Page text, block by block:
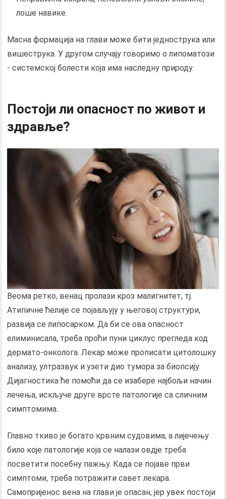
лоше навике.
Масна формација на глави може бити једнострука или
вишеструка. У другом случају говоримо о липоматози
- системској болести која има наследну природу.
Постоји ли опасност по живот и
здравље?
Веома ретко, венац пролази кроз малигнитет, тј.
Атипичне ћелије се појављују у његовој структури,
развија се липосарком. Да би се ова опасност
елиминисала, треба проћи пуни циклус прегледа код
дермато-онколога. Лекар може прописати цитолошку
анализу, ултразвук и узети дио тумора за биопсију.
Дијагностика ће помоћи да се изабере најбољи начин
лечења, искључе друге врсте патологије са сличним
симптомима..
Главно ткиво је богато крвним судовима, а лијечењу
било које патологије која се налази овдје треба
посветити посебну пажњу. Када се појаве први
симптоми, треба потражити савет лекара.
Самопријенос вена на глави је опасан, јер увек постоји